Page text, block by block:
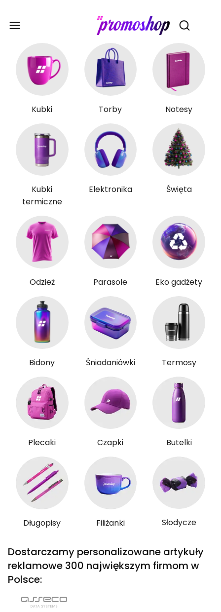
Otwórz
Kubki Torby Notesy
Kubki
termiczne
Elektronika Święta
Odzież Parasole Eko gadżety
Bidony Śniadaniówki Termosy
Plecaki Czapki Butelki
Długopisy Filiżanki Słodycze
Dostarczamy personalizowane artykuły
reklamowe 300 największym firmom w
Polsce: